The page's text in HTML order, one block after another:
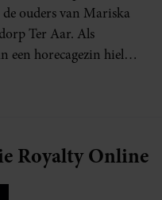
ouders van Mariska
Ter Aar. Als
een horecagezin hielp
Royalty Online